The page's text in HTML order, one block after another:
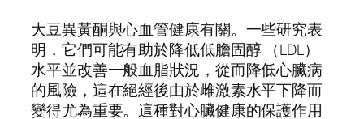
大豆異黃酮與心血管健康有關。一些研究表
明，它們可能有助於降低低膽固醇 （LDL）
水平並改善一般血脂狀況，從而降低心臟病
的風險，這在絕經後由於雌激素水平下降而
變得尤為重要。這種對心臟健康的保護作用